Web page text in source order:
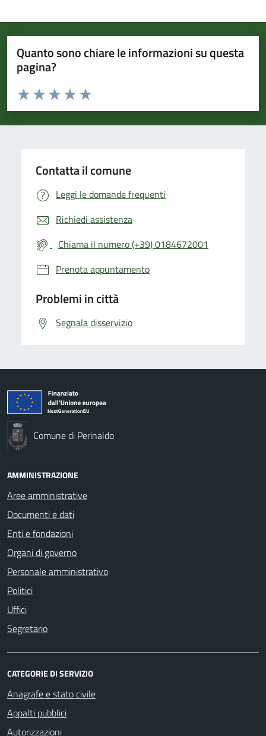
Quanto sono chiare le informazioni su questa
pagina?
Valuta da 1 a 5 stelle la pagina
Valuta 5 stelle su 5
Valuta 4 stelle su 5
Valuta 3 stelle su 5
Valuta 2 stelle su 5
Valuta 1 stelle su 5
Contatta il comune
Leggi le domande frequenti
Richiedi assistenza
Chiama il numero (+39) 0184672001
Prenota appuntamento
Problemi in città
Segnala disservizio
Comune di Perinaldo
AMMINISTRAZIONE
Aree amministrative
Documenti e dati
Enti e fondazioni
Organi di governo
Personale amministrativo
Politici
Uffici
Segretario
CATEGORIE DI SERVIZIO
Anagrafe e stato civile
Appalti pubblici
Autorizzazioni